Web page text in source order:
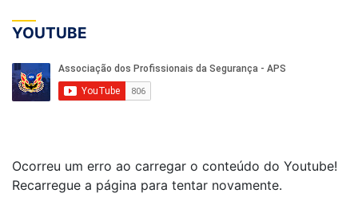
YOUTUBE
Ocorreu um erro ao carregar o conteúdo do Youtube!
Recarregue a página para tentar novamente.